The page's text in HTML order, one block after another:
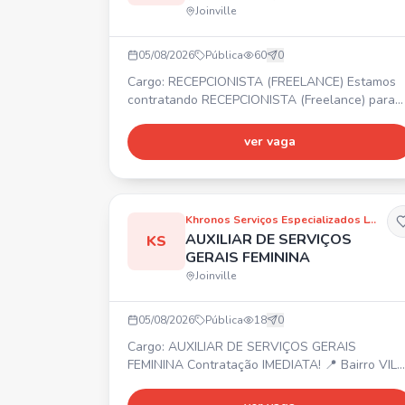
Joinville
05/08/2026 Pública 60 0
Cargo: RECEPCIONISTA (FREELANCE) Estamos
contratando RECEPCIONISTA (Freelance) para
COMFORT HOTEL JOINVILLE - R. Sen. Felipe
Schmidt, 460 - Centro, Joinville. Pessoas com
ver vaga
KS
Khronos Serviços Especializados LTDA
AUXILIAR DE SERVIÇOS
GERAIS FEMININA
Joinville
05/08/2026 Pública 18 0
Cargo: AUXILIAR DE SERVIÇOS GERAIS
FEMININA Contratação IMEDIATA! 📍 Bairro VILA
08:00 às 12:00. 💰 Salário R$ 956,10 + 7%